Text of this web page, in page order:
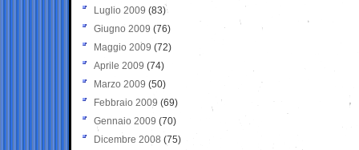
Luglio 2009 (83)
Giugno 2009 (76)
Maggio 2009 (72)
Aprile 2009 (74)
Marzo 2009 (50)
Febbraio 2009 (69)
Gennaio 2009 (70)
Dicembre 2008 (75)